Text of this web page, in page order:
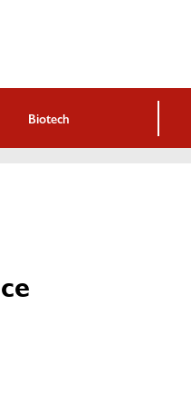
Biotech